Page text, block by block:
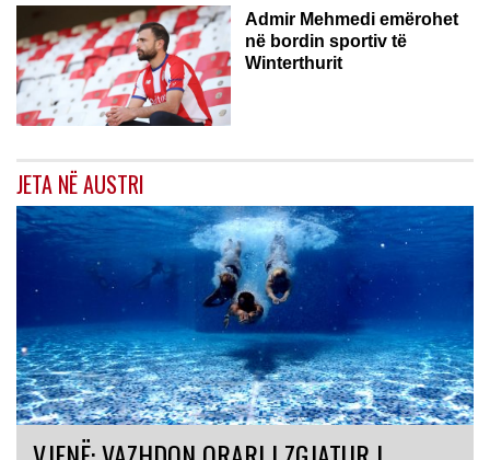
Admir Mehmedi emërohet
në bordin sportiv të
Winterthurit
JETA NË AUSTRI